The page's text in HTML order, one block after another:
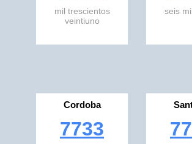
mil trescientos
veintiuno
seis
Cordoba
7733